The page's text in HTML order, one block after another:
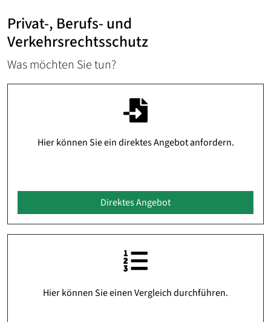
Privat-, Berufs- und
Verkehrsrechtsschutz
Was möchten Sie tun?
Hier können Sie ein direktes Angebot anfordern.
Direktes Angebot
Hier können Sie einen Vergleich durchführen.